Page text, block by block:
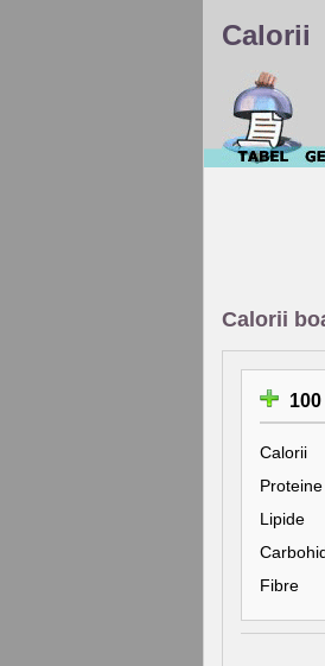
Calorii
Calorii
Calorii
Proteine
Lipide
Fibre